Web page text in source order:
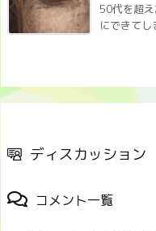
50代を超
にできてし
ディスカッション
コメント一覧